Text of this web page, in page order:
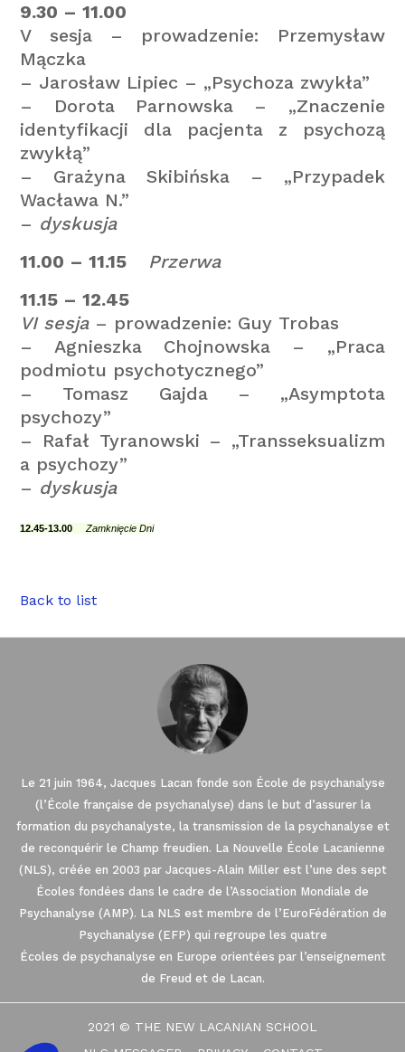
9.30 – 11.00
V sesja – prowadzenie: Przemysław
Mączka
– Jarosław Lipiec – „Psychoza zwykła”
– Dorota Parnowska – „Znaczenie
identyfikacji dla pacjenta z psychozą
zwykłą”
– Grażyna Skibińska – „Przypadek
Wacława N.”
– dyskusja
11.00 – 11.15
Przerwa
11.15 – 12.45
VI sesja – prowadzenie: Guy Trobas
– Agnieszka Chojnowska – „Praca
podmiotu psychotycznego”
– Tomasz Gajda – „Asymptota
psychozy”
– Rafał Tyranowski – „Transseksualizm
a psychozy”
– dyskusja
12.45-13.00 Zamknięcie Dni
Back to list
Le 21 juin 1964, Jacques Lacan fonde son École de psychanalyse
(l’École française de psychanalyse) dans le but d’assurer la
formation du psychanalyste, la transmission de la psychanalyse et
de reconquérir le Champ freudien. La Nouvelle École Lacanienne
(NLS), créée en 2003 par Jacques-Alain Miller est l’une des sept
Écoles fondées dans le cadre de l’Association Mondiale de
Psychanalyse (AMP). La NLS est membre de l’EuroFédération de
Psychanalyse (EFP) qui regroupe les quatre
Écoles de psychanalyse en Europe orientées par l’enseignement
de Freud et de Lacan.
2021 © THE NEW LACANIAN SCHOOL